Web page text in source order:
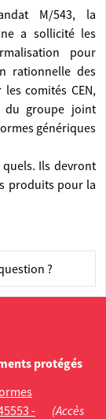
M/543, la
a sollicité les
pour
rationnelle des
comités CEN,
du groupe joint
génériques
Ils devront
produits pour la
?
protégés
-
(Accès